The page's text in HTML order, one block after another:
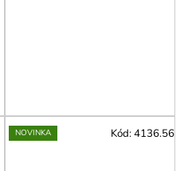
NOVINKA Kód:4136.56